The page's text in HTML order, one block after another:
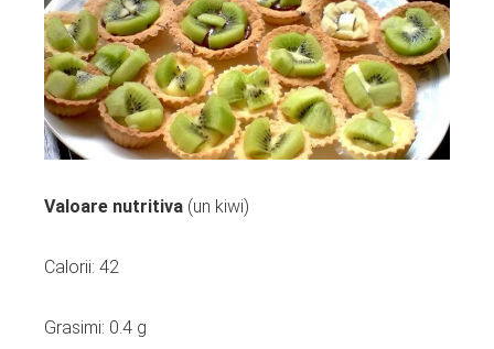
Valoare nutritiva (un kiwi)
Calorii: 42
Grasimi: 0.4 g